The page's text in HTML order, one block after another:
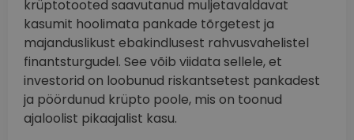
krüptotooted saavutanud muljetavaldavat
kasumit hoolimata pankade tõrgetest ja
majanduslikust ebakindlusest rahvusvahelistel
finantsturgudel. See võib viidata sellele, et
investorid on loobunud riskantsetest pankadest
ja pöördunud krüpto poole, mis on toonud
ajaloolist pikaajalist kasu.